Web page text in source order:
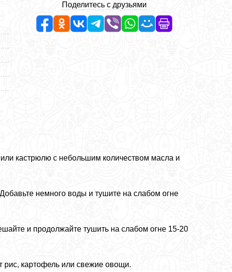
Поделитесь с друзьями
кастрюлю с небольшим количеством масла и
немного воды и тушите на слабом огне
и продолжайте тушить на слабом огне 15-20
рис, картофель или свежие овощи.